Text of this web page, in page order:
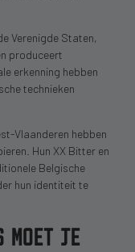
Verenigde Staten,
produceert
erkenning hebben
technieken
Vlaanderen hebben
Hun XX Bitter en
Belgische
hun identiteit te
MOET JE